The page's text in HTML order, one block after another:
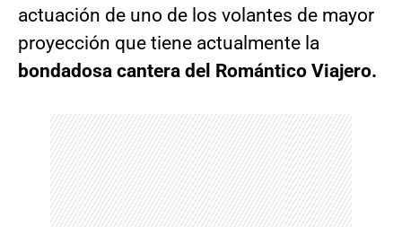
actuación de uno de los volantes de mayor
proyección que tiene actualmente la
bondadosa cantera del Romántico Viajero.